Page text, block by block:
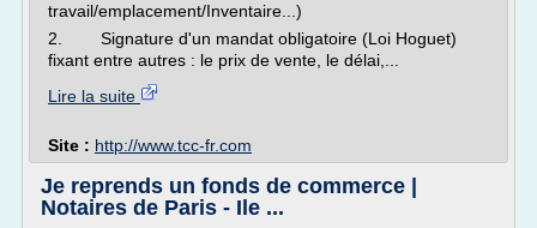
travail/emplacement/Inventaire...)
2. Signature d'un mandat obligatoire (Loi Hoguet)
fixant entre autres : le prix de vente, le délai,...
Lire la suite
Site : http://www.tcc-fr.com
Je reprends un fonds de commerce |
Notaires de Paris - Ile ...